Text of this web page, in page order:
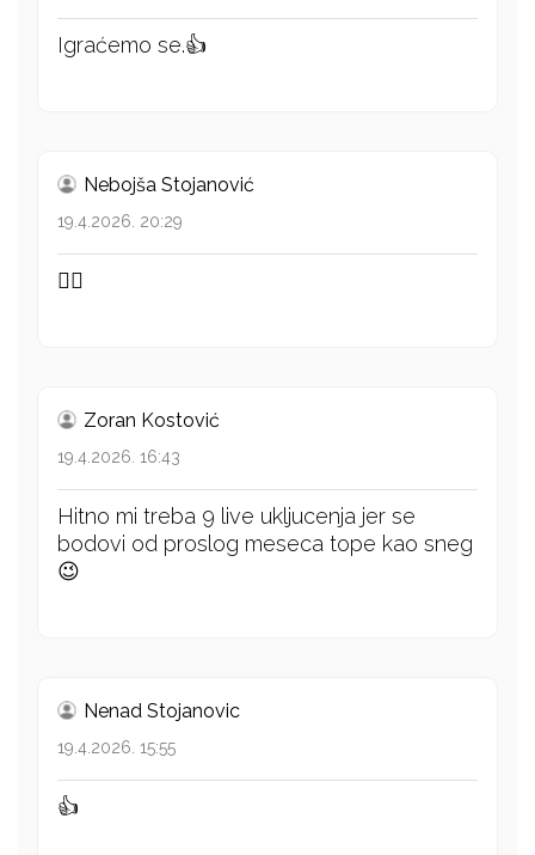
Igraćemo se.👍
Nebojša Stojanović
19.4.2026. 20:29
👍🏻
Zoran Kostović
19.4.2026. 16:43
Hitno mi treba 9 live ukljucenja jer se
bodovi od proslog meseca tope kao sneg
😉
Nenad Stojanovic
19.4.2026. 15:55
👍